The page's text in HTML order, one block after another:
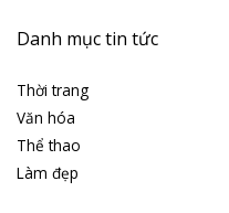
Danh mục tin tức
Thời trang
Văn hóa
Thể thao
Làm đẹp